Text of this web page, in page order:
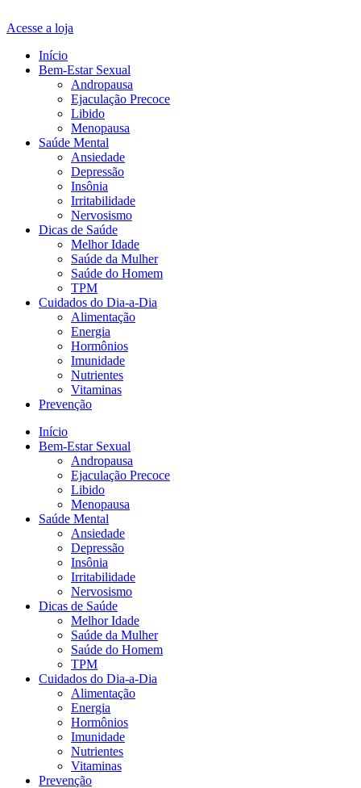
Acesse a loja
Início
Bem-Estar Sexual
Andropausa
Ejaculação Precoce
Libido
Menopausa
Saúde Mental
Ansiedade
Depressão
Insônia
Irritabilidade
Nervosismo
Dicas de Saúde
Melhor Idade
Saúde da Mulher
Saúde do Homem
TPM
Cuidados do Dia-a-Dia
Alimentação
Energia
Hormônios
Imunidade
Nutrientes
Vitaminas
Prevenção
Início
Bem-Estar Sexual
Andropausa
Ejaculação Precoce
Libido
Menopausa
Saúde Mental
Ansiedade
Depressão
Insônia
Irritabilidade
Nervosismo
Dicas de Saúde
Melhor Idade
Saúde da Mulher
Saúde do Homem
TPM
Cuidados do Dia-a-Dia
Alimentação
Energia
Hormônios
Imunidade
Nutrientes
Vitaminas
Prevenção